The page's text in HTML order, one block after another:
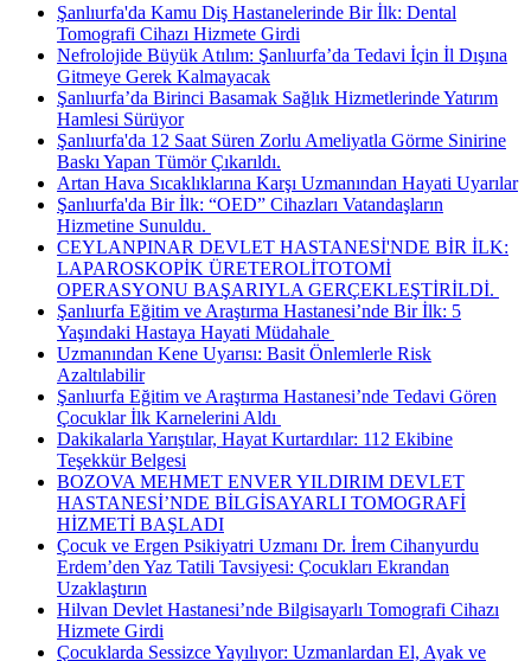
Şanlıurfa'da Kamu Diş Hastanelerinde Bir İlk: Dental
Tomografi Cihazı Hizmete Girdi
Nefrolojide Büyük Atılım: Şanlıurfa’da Tedavi İçin İl Dışına
Gitmeye Gerek Kalmayacak
Şanlıurfa’da Birinci Basamak Sağlık Hizmetlerinde Yatırım
Hamlesi Sürüyor
Şanlıurfa'da 12 Saat Süren Zorlu Ameliyatla Görme Sinirine
Baskı Yapan Tümör Çıkarıldı.
Artan Hava Sıcaklıklarına Karşı Uzmanından Hayati Uyarılar
Şanlıurfa'da Bir İlk: “OED” Cihazları Vatandaşların
Hizmetine Sunuldu. ​
CEYLANPINAR DEVLET HASTANESİ'NDE BİR İLK:
LAPAROSKOPİK ÜRETEROLİTOTOMİ
OPERASYONU BAŞARIYLA GERÇEKLEŞTİRİLDİ. ​
Şanlıurfa Eğitim ve Araştırma Hastanesi’nde Bir İlk: 5
Yaşındaki Hastaya Hayati Müdahale ​
Uzmanından Kene Uyarısı: Basit Önlemlerle Risk
Azaltılabilir
Şanlıurfa Eğitim ve Araştırma Hastanesi’nde Tedavi Gören
Çocuklar İlk Karnelerini Aldı ​
Dakikalarla Yarıştılar, Hayat Kurtardılar: 112 Ekibine
Teşekkür Belgesi
BOZOVA MEHMET ENVER YILDIRIM DEVLET
HASTANESİ’NDE BİLGİSAYARLI TOMOGRAFİ
HİZMETİ BAŞLADI
Çocuk ve Ergen Psikiyatri Uzmanı Dr. İrem Cihanyurdu
Erdem’den Yaz Tatili Tavsiyesi: Çocukları Ekrandan
Uzaklaştırın
Hilvan Devlet Hastanesi’nde Bilgisayarlı Tomografi Cihazı
Hizmete Girdi
Çocuklarda Sessizce Yayılıyor: Uzmanlardan El, Ayak ve